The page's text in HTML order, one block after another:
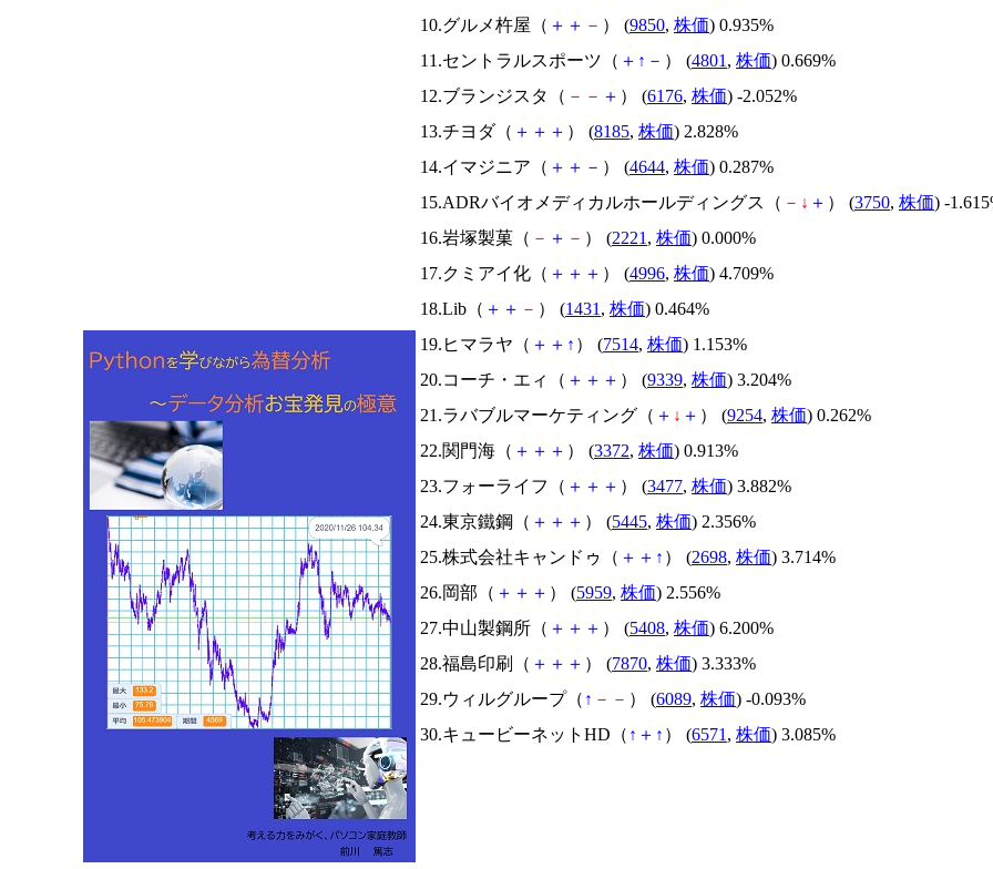
10.グルメ杵屋（ ＋ ＋ － ） (9850, 株価) 0.935%
11.セントラルスポーツ（ ＋ ↑ － ） (4801 , 株価) 0.669%
12.ブランジスタ（ － － ＋ ） (6176, 株価) -2.052%
13.チヨダ（ ＋ ＋ ＋ ） (8185, 株価) 2.828%
14.イマジニア（ ＋ ＋ － ） (4644, 株価) 0.287%
15.ADRバイオメディカルホールディングス（ － ↓ ＋ ） (3750, 株価) -
16.岩塚製菓（ － ＋ － ） (2221 , 株価) 0.000%
17.クミアイ化（ ＋ ＋ ＋ ） (4996, 株価) 4.709%
18.Lib（ ＋ ＋ － ） (1431 , 株価) 0.464%
19.ヒマラヤ（ ＋ ＋ ↑ ） (7514, 株価) 1.153%
20.コーチ・エィ（ ＋ ＋ ＋ ） (9339, 株価) 3.204%
21.ラバブルマーケティング（ ＋ ↓ ＋ ） (9254, 株価) 0.262%
22.関門海（ ＋ ＋ ＋ ） (3372, 株価) 0.913%
23.フォーライフ（ ＋ ＋ ＋ ） (3477, 株価) 3.882%
24.東京鐵鋼（ ＋ ＋ ＋ ） (5445, 株価) 2.356%
25.株式会社キャンドゥ（ ＋ ＋ ↑ ） (2698, 株価) 3.714%
26.岡部（ ＋ ＋ ＋ ） (5959, 株価) 2.556%
27.中山製鋼所（ ＋ ＋ ＋ ） (5408, 株価) 6.200%
28.福島印刷（ ＋ ＋ ＋ ） (7870, 株価) 3.333%
29.ウィルグループ（ ↑ － － ） (6089, 株価) -0.093%
30.キュービーネットHD（ ↑ ＋ ↑ ） (6571 , 株価) 3.085%